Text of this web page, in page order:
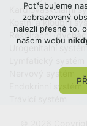
Kardiovaskulární
Kostní a kloubní
Respirační
Urogenitalní
Nervový systém
Endokrinní systém
© 2026
Potřebujeme
zobrazovaný
nalezli přesně to,
našem webu